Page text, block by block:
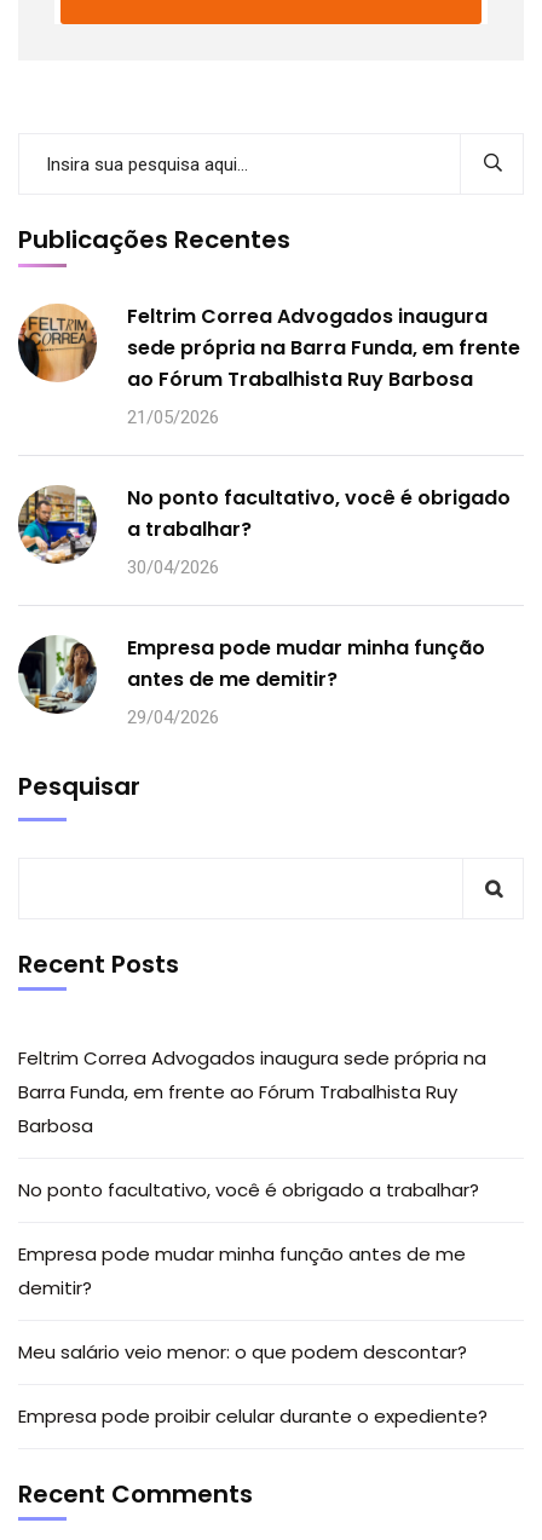
Publicações Recentes
Feltrim Correa Advogados inaugura
sede própria na Barra Funda, em frente
ao Fórum Trabalhista Ruy Barbosa
21/05/2026
No ponto facultativo, você é obrigado
a trabalhar?
30/04/2026
Empresa pode mudar minha função
antes de me demitir?
29/04/2026
Pesquisar
Recent Posts
Feltrim Correa Advogados inaugura sede própria na
Barra Funda, em frente ao Fórum Trabalhista Ruy
Barbosa
No ponto facultativo, você é obrigado a trabalhar?
Empresa pode mudar minha função antes de me
demitir?
Meu salário veio menor: o que podem descontar?
Empresa pode proibir celular durante o expediente?
Recent Comments